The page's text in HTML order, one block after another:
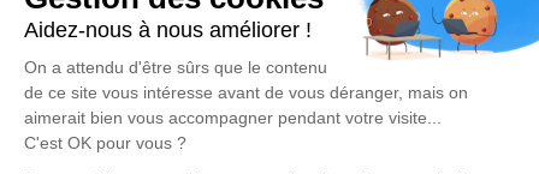
poèmes ou des textes. Cet endroit est un lieu
d'expression dédié à honorer la mémoire de Remi
VERGNAUD.
Un service de plantation d’arbre hommage est
disponible ici.